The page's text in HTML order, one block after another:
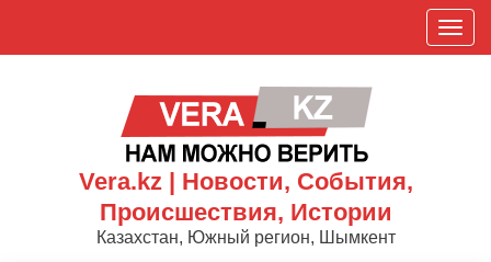
П
о
Vera.kz | Новости, События,
Происшествия, Истории
Казахстан, Южный регион, Шымкент